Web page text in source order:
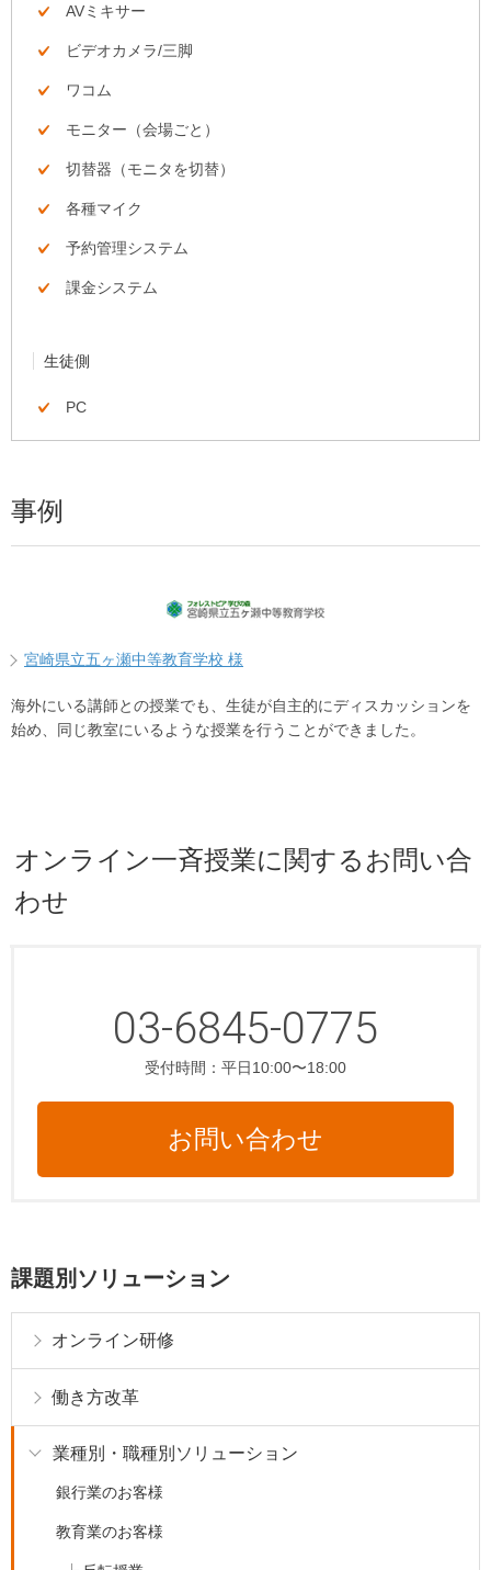
AVミキサー
ビデオカメラ/三脚
ワコム
モニター（会場ごと）
切替器（モニタを切替）
各種マイク
予約管理システム
課金システム
生徒側
PC
事例
宮崎県立五ヶ瀬中等教育学校 様
海外にいる講師との授業でも、生徒が自主的にディスカッションを
始め、同じ教室にいるような授業を行うことができました。
オンライン一斉授業に関するお問い合
わせ
03-6845-0775
受付時間：平日10:00〜18:00
お問い合わせ
課題別ソリューション
オンライン研修
働き方改革
業種別・職種別ソリューション
銀行業のお客様
教育業のお客様